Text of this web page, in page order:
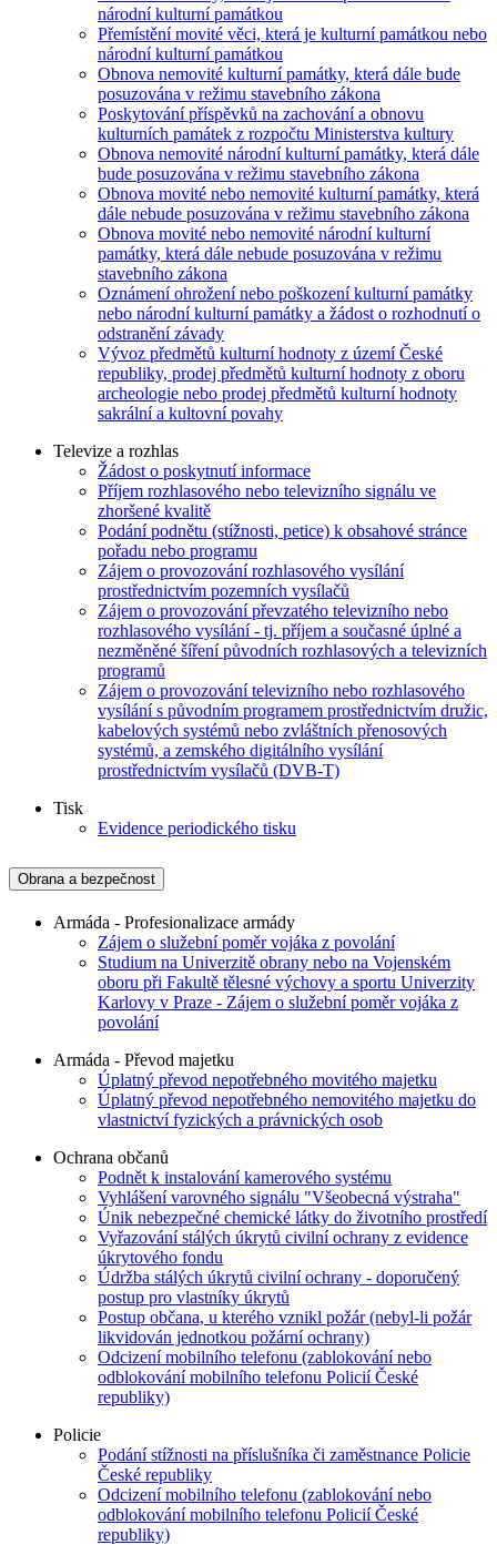
národní kulturní památkou
Přemístění movité věci, která je kulturní památkou nebo
národní kulturní památkou
Obnova nemovité kulturní památky, která dále bude
posuzována v režimu stavebního zákona
Poskytování příspěvků na zachování a obnovu
kulturních památek z rozpočtu Ministerstva kultury
Obnova nemovité národní kulturní památky, která dále
bude posuzována v režimu stavebního zákona
Obnova movité nebo nemovité kulturní památky, která
dále nebude posuzována v režimu stavebního zákona
Obnova movité nebo nemovité národní kulturní
památky, která dále nebude posuzována v režimu
stavebního zákona
Oznámení ohrožení nebo poškození kulturní památky
nebo národní kulturní památky a žádost o rozhodnutí o
odstranění závady
Vývoz předmětů kulturní hodnoty z území České
republiky, prodej předmětů kulturní hodnoty z oboru
archeologie nebo prodej předmětů kulturní hodnoty
sakrální a kultovní povahy
Televize a rozhlas
Žádost o poskytnutí informace
Příjem rozhlasového nebo televizního signálu ve
zhoršené kvalitě
Podání podnětu (stížnosti, petice) k obsahové stránce
pořadu nebo programu
Zájem o provozování rozhlasového vysílání
prostřednictvím pozemních vysílačů
Zájem o provozování převzatého televizního nebo
rozhlasového vysílání - tj. příjem a současné úplné a
nezměněné šíření původních rozhlasových a televizních
programů
Zájem o provozování televizního nebo rozhlasového
vysílání s původním programem prostřednictvím družic,
kabelových systémů nebo zvláštních přenosových
systémů, a zemského digitálního vysílání
prostřednictvím vysílačů (DVB-T)
Tisk
Evidence periodického tisku
Obrana a bezpečnost
Armáda - Profesionalizace armády
Zájem o služební poměr vojáka z povolání
Studium na Univerzitě obrany nebo na Vojenském
oboru při Fakultě tělesné výchovy a sportu Univerzity
Karlovy v Praze - Zájem o služební poměr vojáka z
povolání
Armáda - Převod majetku
Úplatný převod nepotřebného movitého majetku
Úplatný převod nepotřebného nemovitého majetku do
vlastnictví fyzických a právnických osob
Ochrana občanů
Podnět k instalování kamerového systému
Vyhlášení varovného signálu "Všeobecná výstraha"
Únik nebezpečné chemické látky do životního prostředí
Vyřazování stálých úkrytů civilní ochrany z evidence
úkrytového fondu
Údržba stálých úkrytů civilní ochrany - doporučený
postup pro vlastníky úkrytů
Postup občana, u kterého vznikl požár (nebyl-li požár
likvidován jednotkou požární ochrany)
Odcizení mobilního telefonu (zablokování nebo
odblokování mobilního telefonu Policií České
republiky)
Policie
Podání stížnosti na příslušníka či zaměstnance Policie
České republiky
Odcizení mobilního telefonu (zablokování nebo
odblokování mobilního telefonu Policií České
republiky)